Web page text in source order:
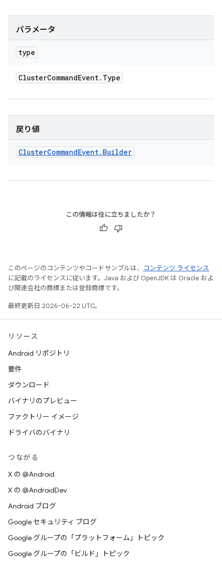
パラメータ
type
ClusterCommandEvent. Type
戻り値
ClusterCommandEvent. Builder
この情報は役に立ちましたか？
このページのコンテンツやコードサンプルは、
コンテンツ ライセンス
に記載のライセンスに従います。Java および OpenJDK は Oracle およ
び関連会社の商標または登録商標です。
最終更新日 2026-06-22 UTC。
リソース
Android リポジトリ
要件
ダウンロード
バイナリのプレビュー
ファクトリー イメージ
ドライバのバイナリ
つながる
X の @Android
X の @AndroidDev
Android ブログ
Google セキュリティ ブログ
Google グループの「プラットフォーム」トピック
Google グループの「ビルド」トピック